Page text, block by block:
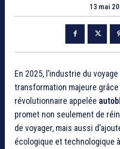
13 mai
En 2025, l’industrie du
transformation majeure
révolutionnaire appelée
promet non seulement de
de voyager, mais aussi
écologique et technologique